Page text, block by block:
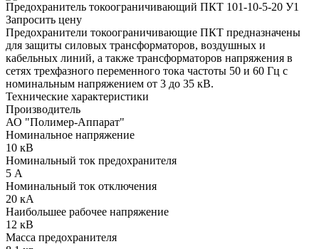
Предохранитель токоограничивающий ПКТ 101-10-5-20 У1
Запросить цену
Предохранители токоограничивающие ПКТ предназначены
для защиты силовых трансформаторов, воздушных и
кабельных линий, а также трансформаторов напряжения в
сетях трехфазного переменного тока частоты 50 и 60 Гц с
номинальным напряжением от 3 до 35 кВ.
Технические характеристики
Производитель
АО "Полимер-Аппарат"
Номинальное напряжение
10 кВ
Номинальный ток предохранителя
5 А
Номинальный ток отключения
20 кА
Наибольшее рабочее напряжение
12 кВ
Масса предохранителя